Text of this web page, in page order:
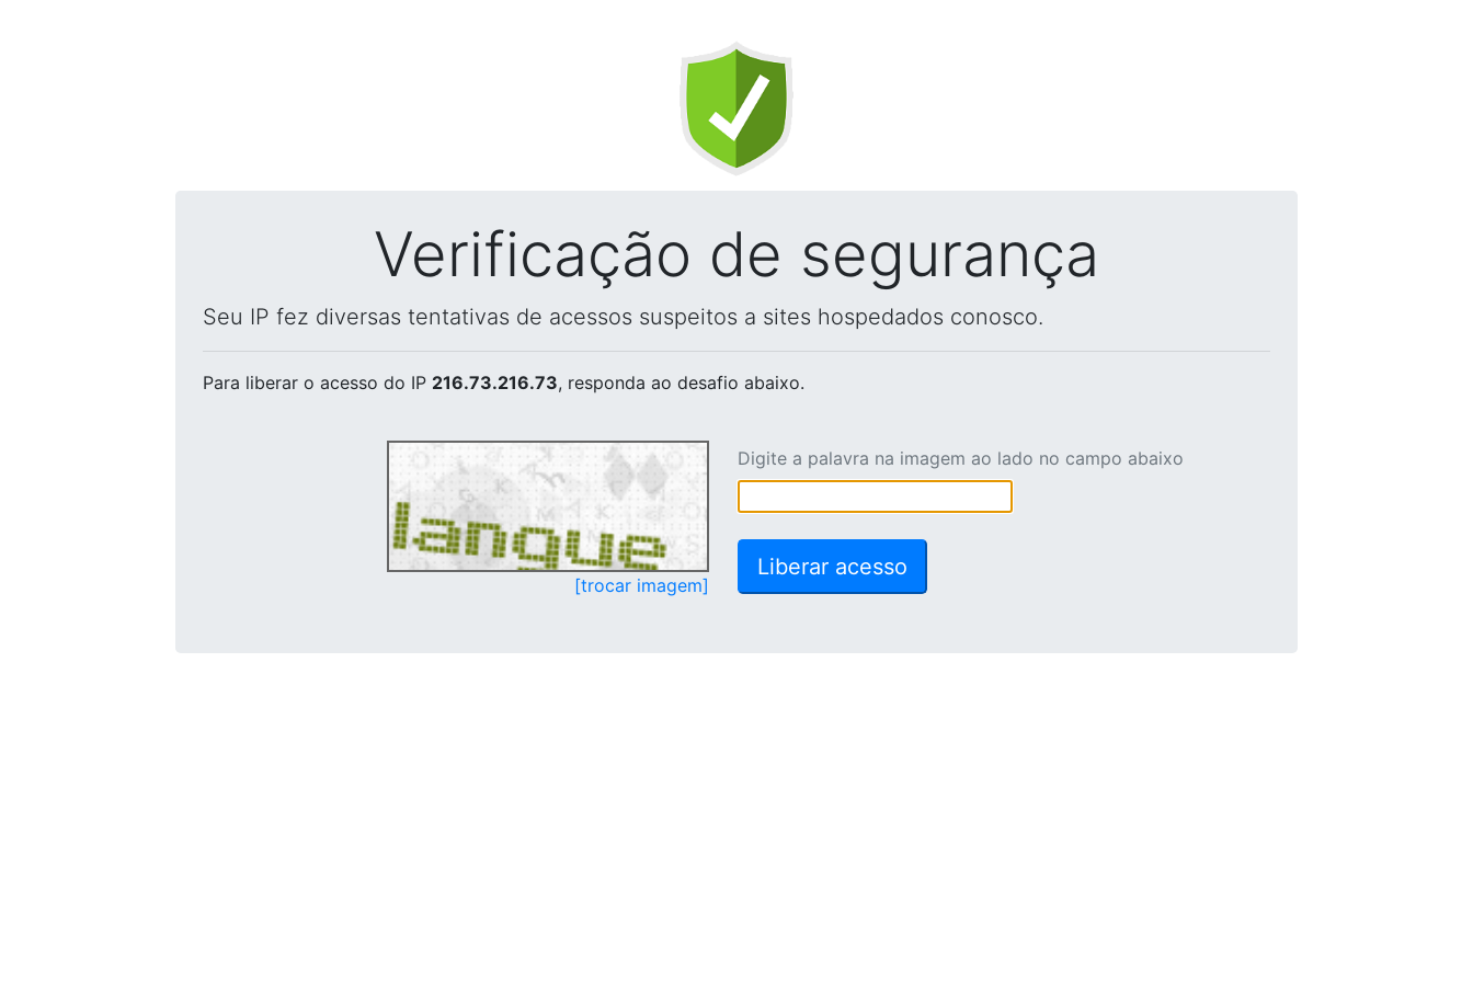
Verificação de segurança
Seu IP fez diversas tentativas de acessos suspeitos a sites hospedados conosco.
Para liberar o acesso do IP 216.73.216.73, responda ao desafio abaixo.
[trocar imagem]
Digite a palavra na imagem ao lado no campo abaixo